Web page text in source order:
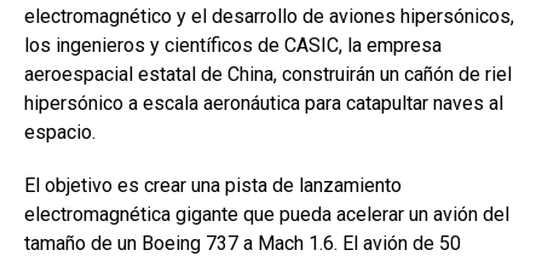
electromagnético y el desarrollo de aviones hipersónicos,
los ingenieros y científicos de CASIC, la empresa
aeroespacial estatal de China, construirán un cañón de riel
hipersónico a escala aeronáutica para catapultar naves al
espacio.
El objetivo es crear una pista de lanzamiento
electromagnética gigante que pueda acelerar un avión del
tamaño de un Boeing 737 a Mach 1.6. El avión de 50